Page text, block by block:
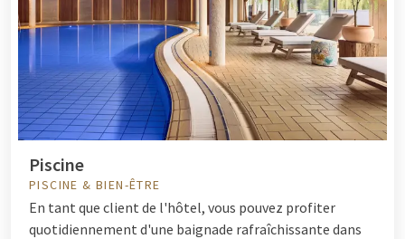
Piscine
PISCINE & BIEN-ÊTRE
En tant que client de l'hôtel, vous pouvez profiter
quotidiennement d'une baignade rafraîchissante dans